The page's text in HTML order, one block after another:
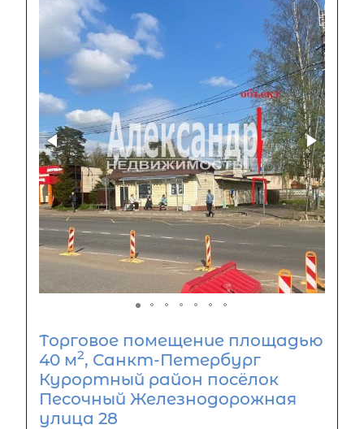
Торговое помещение площадью
40 м2, Санкт-Петербург
Курортный район посёлок
Песочный Железнодорожная
улица 28